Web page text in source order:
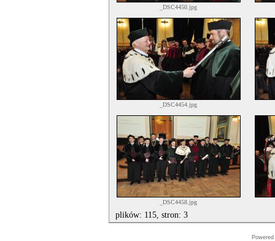
_DSC4450.jpg
_DSC4454.jpg
_DSC4458.jpg
plików: 115, stron: 3